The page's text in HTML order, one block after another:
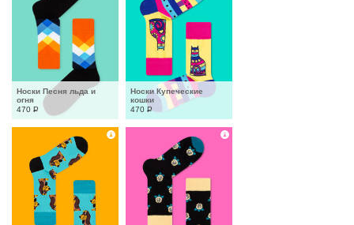
Носки Песня льда и
огня
470 Р
Носки Купеческие
кошки
470 Р